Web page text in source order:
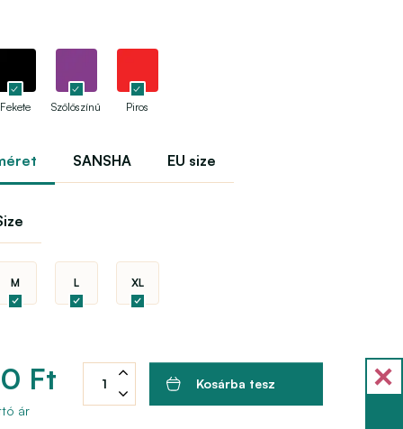
Fekete Szőlőszínű Piros
SANSHA EU size
M L XL
Ft
ár
Kosárba tesz